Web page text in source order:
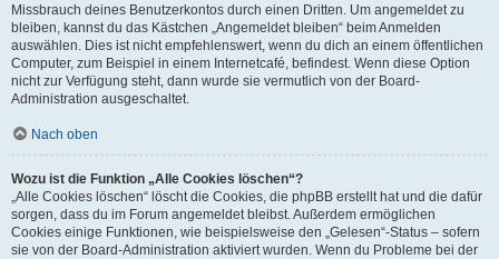
Missbrauch deines Benutzerkontos durch einen Dritten. Um angemeldet zu
bleiben, kannst du das Kästchen „Angemeldet bleiben“ beim Anmelden
auswählen. Dies ist nicht empfehlenswert, wenn du dich an einem öffentlichen
Computer, zum Beispiel in einem Internetcafé, befindest. Wenn diese Option
nicht zur Verfügung steht, dann wurde sie vermutlich von der Board-
Administration ausgeschaltet.
Nach oben
Wozu ist die Funktion „Alle Cookies löschen“?
„Alle Cookies löschen“ löscht die Cookies, die phpBB erstellt hat und die dafür
sorgen, dass du im Forum angemeldet bleibst. Außerdem ermöglichen
Cookies einige Funktionen, wie beispielsweise den „Gelesen“-Status – sofern
sie von der Board-Administration aktiviert wurden. Wenn du Probleme bei der